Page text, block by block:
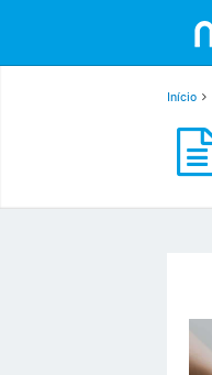
Início